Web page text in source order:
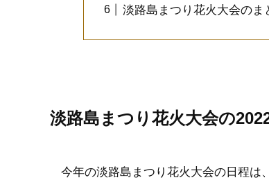
淡路島まつり花火大会のま
淡路島まつり花火大会の
今年の淡路島まつり花火大会の日程は